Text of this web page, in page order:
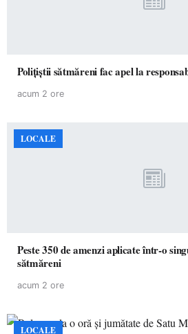
acum 2 ore
LOCALE
Peste 350 de amenzi aplicate într-o
sătmăreni
acum 2 ore
LOCALE